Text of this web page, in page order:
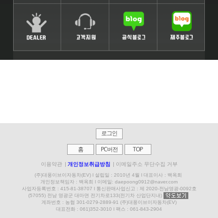
로그인
홈
PC버전 TOP
이용약관 | 개인정보취급방침 | 이메일주소 무단수집 거부
(주)대풍이브이자동차(EV) l 설립일 : 2010년 4월 l 대표이사 : 백옥희
개인정보책임자 : 백옥희 l 이메일: daepoong0912@naver.com
사업자등록번호 : 415-81-38707 l 통신판매사업신고 : 제 2020-전남영광-0092호
(57055) 전남 영광군 대마면 전기차로133(전기차 산업단지내)
계좌번호 : 농협 301-0279-2889-91 (주)대풍이브이자동차(EV)
대표전화 : 061)352-3010 l 팩스 : 061-843-2904